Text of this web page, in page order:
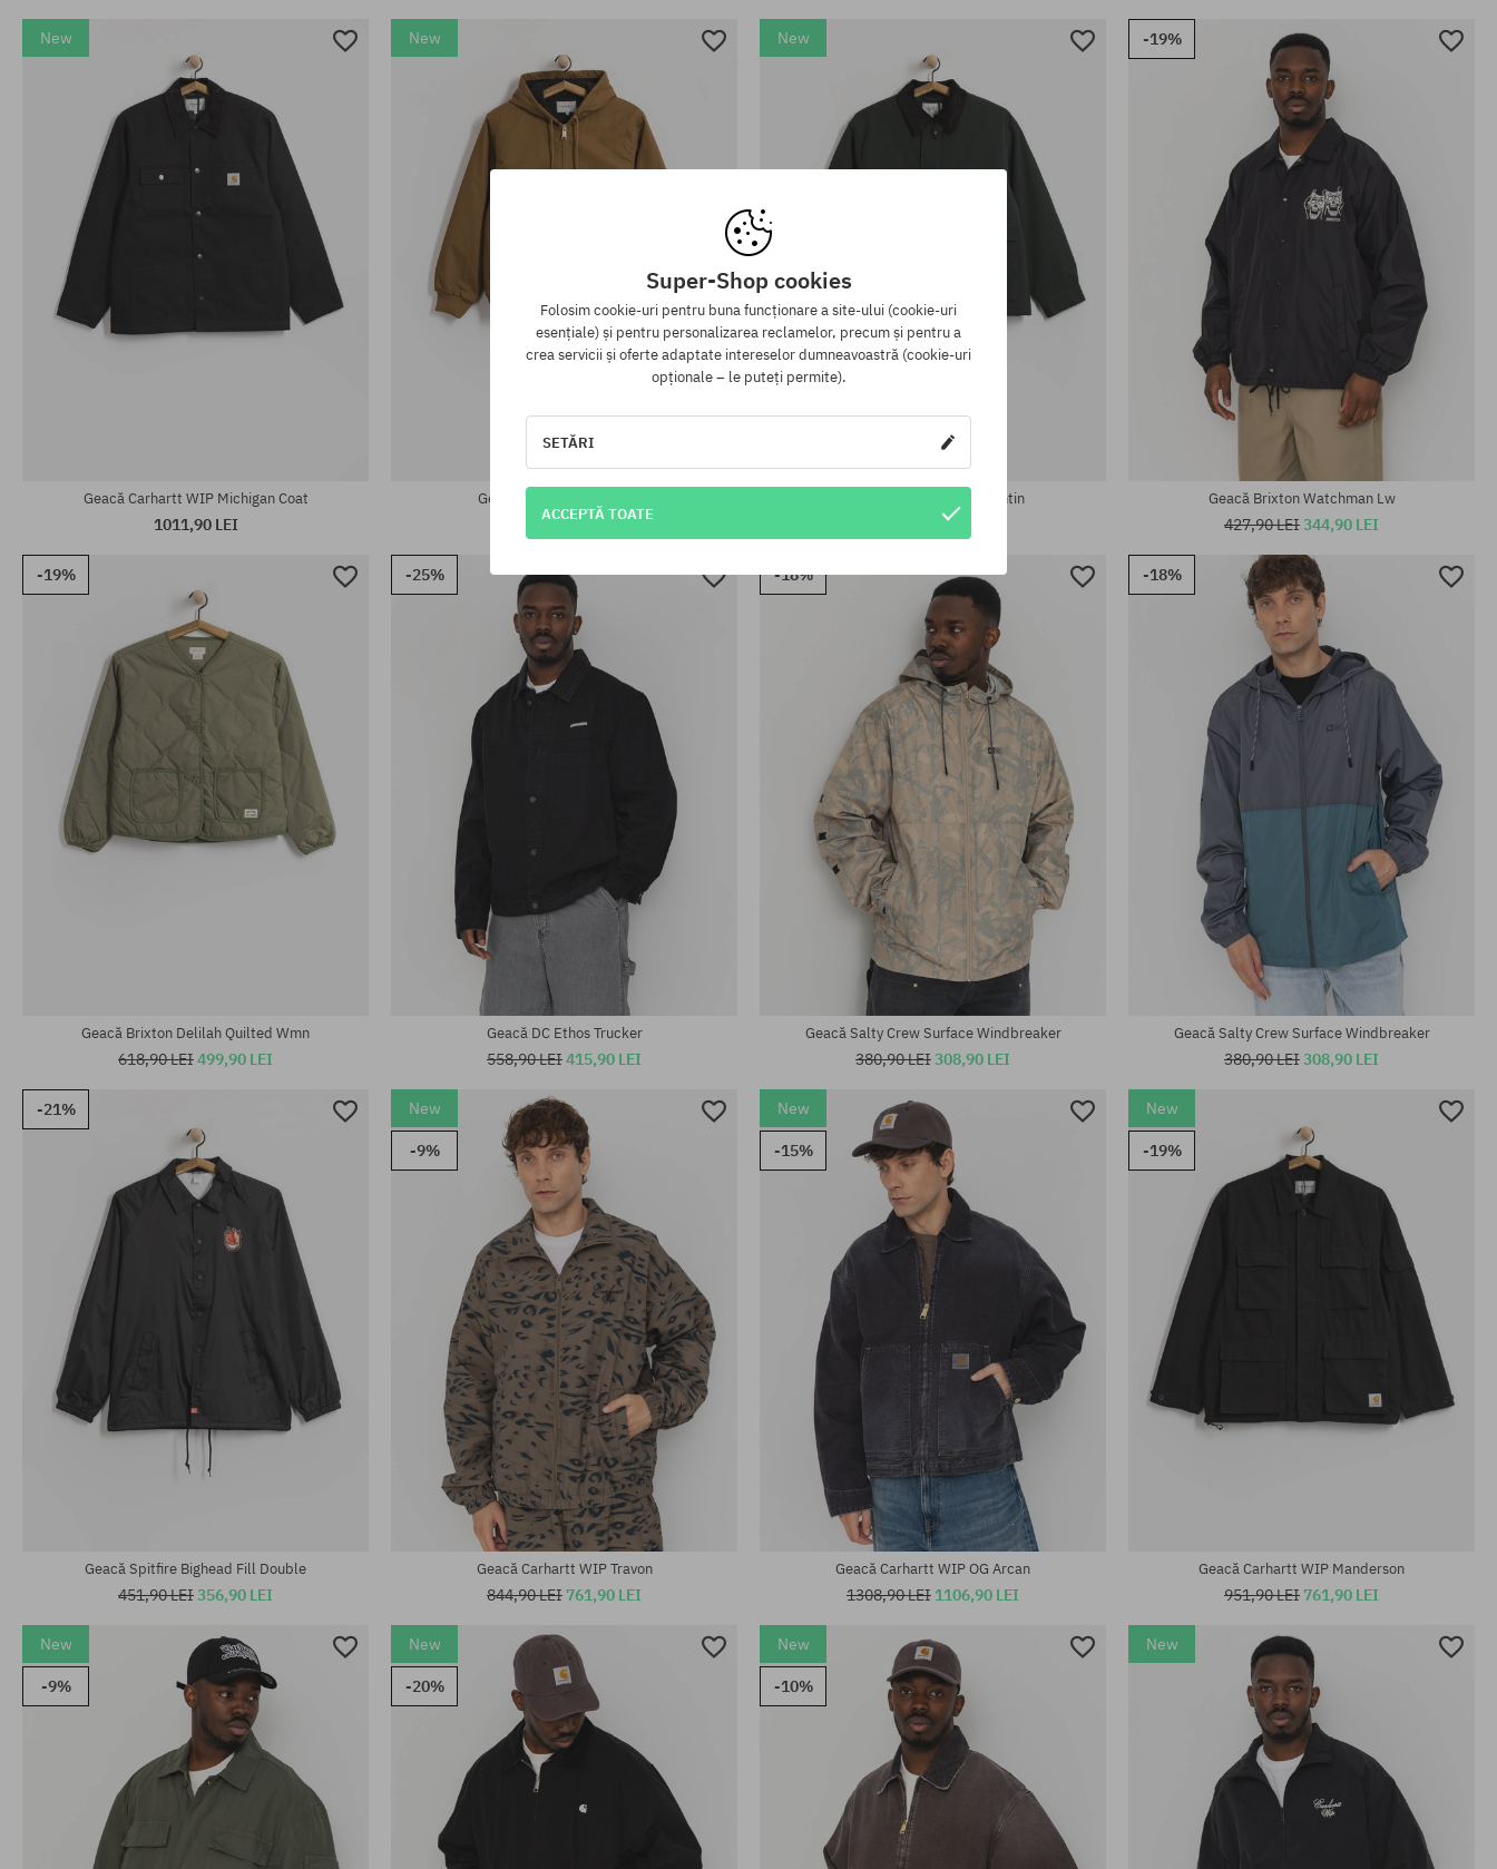
M; L; XL
New
Geacă Carhartt WIP Michigan Coat
1011,90 LEI
New
Mărimi existente:
Geacă Carhartt WIP Active
1058,90 LEI
New
Mărimi existente:
Geacă Carhartt WIP Quentin
1427,90 LEI
-19%
Mărimi existente:
Geacă Brixton Watchman Lw
427,90 LEI344,90 LEI
-19%
Geacă Brixton Delilah Quilted Wmn
618,90 LEI499,90 LEI
-25%
Mărimi existente:
Geacă DC Ethos Trucker
558,90 LEI415,90 LEI
-18%
Mărimi existente:
Geacă Salty Crew Surface Windbreaker
380,90 LEI308,90 LEI
-18%
Geacă Salty Crew Surface Windbreaker
380,90 LEI308,90 LEI
-21%
Geacă Spitfire Bighead Fill Double
451,90 LEI356,90 LEI
New
-9%
Geacă Carhartt WIP Travon
844,90 LEI 761,90 LEI
New
-15%
Geacă Carhartt WIP OG Arcan
1308,90 LEI 1106,90 LEI
New
-19%
Geacă Carhartt WIP Manderson
951,90 LEI 761,90 LEI
New
-9%
New
-20%
New
-10%
New
Super-Shop cookies
Folosim cookie-uri pentru buna funcționare a site-ului (cookie-uri
esențiale) și pentru personalizarea reclamelor, precum și pentru a
crea servicii și oferte adaptate intereselor dumneavoastră (cookie-uri
opționale – le puteți permite).
SETĂRI
ACCEPTĂ TOATE